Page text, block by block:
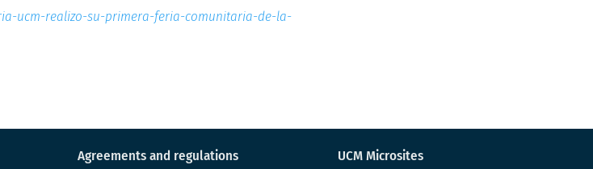
ucm-realizo-su-primera-feria-comunitaria-de-la-
Agreements and regulations UCM Microsites